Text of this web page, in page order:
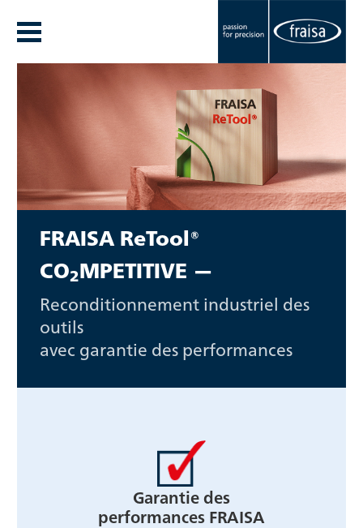
FRAISA ReTool®
CO2MPETITIVE —
Reconditionnement industriel des
outils
avec garantie des performances
Garantie des
performances FRAISA